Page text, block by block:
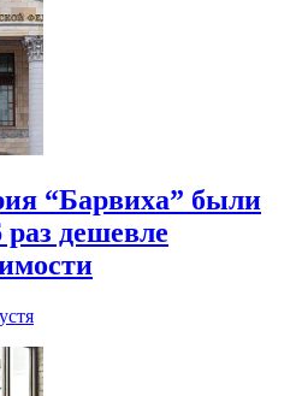
“Барвиха” были
дешевле